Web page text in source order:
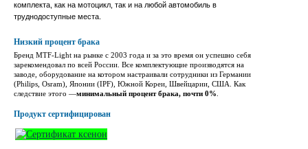
комплекта, как на мотоцикл, так и на любой автомобиль в
труднодоступные места.
Низкий процент брака
Бренд MTF-Light на рынке с 2003 года и за это время он успешно себя
зарекомендовал по всей России. Все комплектующие производятся на
заводе, оборудование на котором настраивали сотрудники из Германии
(Philips, Osram), Японии (IPF), Южной Кореи, Швейцарии, США. Как
следствие этого —минимальный процент брака, почти 0%
Продукт сертифицирован